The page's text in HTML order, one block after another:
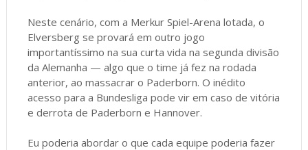
Neste cenário, com a Merkur Spiel-Arena lotada, o
Elversberg se provará em outro jogo
importantíssimo na sua curta vida na segunda divisão
da Alemanha — algo que o time já fez na rodada
anterior, ao massacrar o Paderborn. O inédito
acesso para a Bundesliga pode vir em caso de vitória
e derrota de Paderborn e Hannover.
Eu poderia abordar o que cada equipe poderia fazer